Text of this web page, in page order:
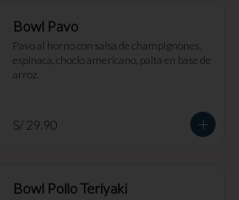
Bowl Pavo
Pavo al horno con salsa de champignones,
espinaca, choclo americano, palta en base de
arroz.
S/ 29.90
Bowl Pollo Teriyaki